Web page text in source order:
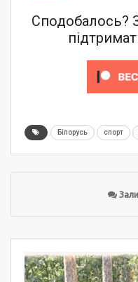
Сподобалось?
Білорусь спорт